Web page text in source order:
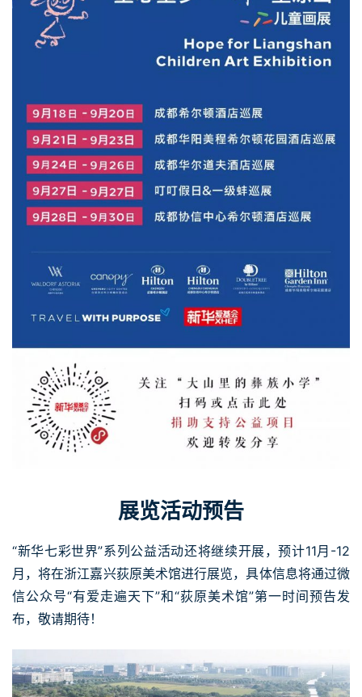
展览活动预告
“新华七彩世界”系列公益活动还将继续开展，预计11月-12
月，将在浙江嘉兴荻原美术馆进行展览，具体信息将通过微
信公众号“有爱走遍天下”和“荻原美术馆”第一时间预告发
布，敬请期待！